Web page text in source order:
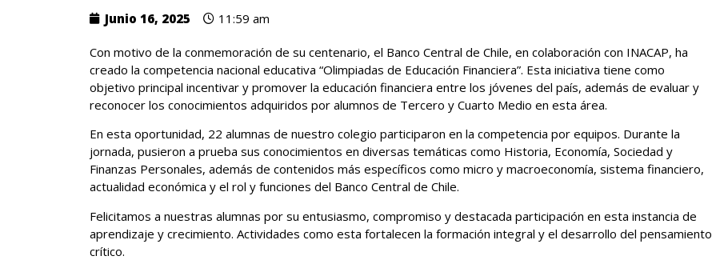
Junio 16, 2025 11:59 am
Con motivo de la conmemoración de su centenario, el Banco Central de Chile, en colaboración con INACAP, ha
creado la competencia nacional educativa “Olimpiadas de Educación Financiera”. Esta iniciativa tiene como
objetivo principal incentivar y promover la educación financiera entre los jóvenes del país, además de evaluar y
reconocer los conocimientos adquiridos por alumnos de Tercero y Cuarto Medio en esta área.
En esta oportunidad, 22 alumnas de nuestro colegio participaron en la competencia por equipos. Durante la
jornada, pusieron a prueba sus conocimientos en diversas temáticas como Historia, Economía, Sociedad y
Finanzas Personales, además de contenidos más específicos como micro y macroeconomía, sistema financiero,
actualidad económica y el rol y funciones del Banco Central de Chile.
Felicitamos a nuestras alumnas por su entusiasmo, compromiso y destacada participación en esta instancia de
aprendizaje y crecimiento. Actividades como esta fortalecen la formación integral y el desarrollo del pensamiento
crítico.